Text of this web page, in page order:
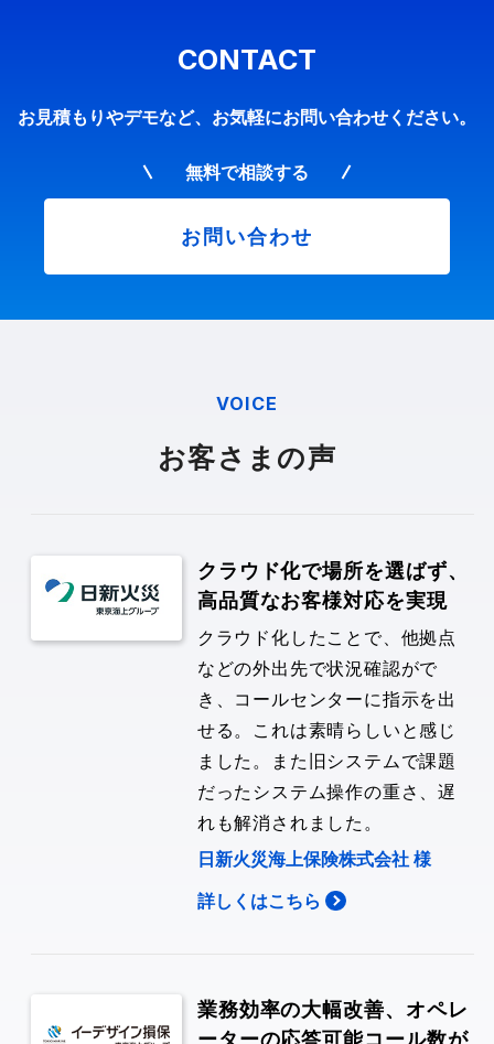
CONTACT
お見積もりやデモなど、お気軽にお問い合わせください。
無料で相談する
お問い合わせ
VOICE
お客さまの声
クラウド化で場所を選ばず、
高品質なお客様対応を実現
クラウド化したことで、他拠点
などの外出先で状況確認がで
き、コールセンターに指示を出
せる。これは素晴らしいと感じ
ました。また旧システムで課題
だったシステム操作の重さ、遅
れも解消されました。
日新火災海上保険株式会社 様
詳しくはこちら
業務効率の大幅改善、オペレ